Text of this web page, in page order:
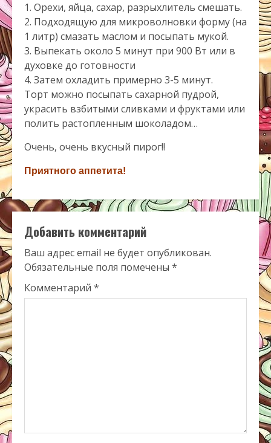
1. Орехи, яйца, сахар, разрыхлитель смешать.
2. Подходящую для микроволновки форму (на
1 литр) смазать маслом и посыпать мукой.
3. Выпекать около 5 минут при 900 Вт или в
духовке до готовности
4. Затем охладить примерно 3-5 минут.
Торт можно посыпать сахарной пудрой,
украсить взбитыми сливками и фруктами или
полить растопленным шоколадом…
Очень, очень вкусный пирог!!
Приятного аппетита!
Добавить комментарий
Ваш адрес email не будет опубликован.
Обязательные поля помечены *
Комментарий *